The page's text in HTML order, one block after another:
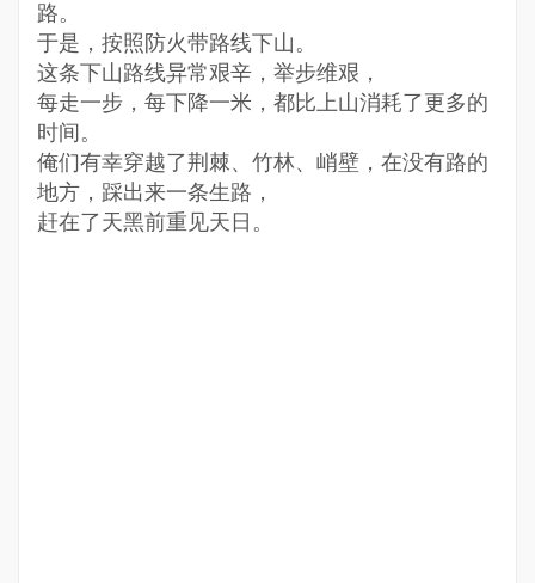
路。
于是，按照防火带路线下山。
这条下山路线异常艰辛，举步维艰，
每走一步，每下降一米，都比上山消耗了更多的
时间。
俺们有幸穿越了荆棘、竹林、峭壁，在没有路的
地方，踩出来一条生路，
赶在了天黑前重见天日。